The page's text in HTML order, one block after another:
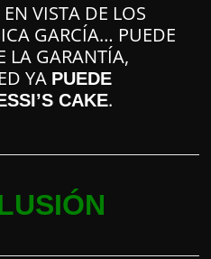
VISTA DE LOS
GARCÍA… PUEDE
LA GARANTÍA,
YA PUEDE
CAKE.